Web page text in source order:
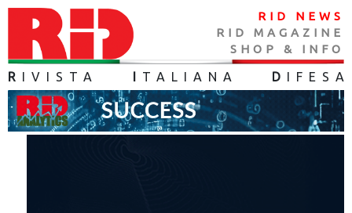
RID NEWS
RID MAGAZINE
SHOP & INFO
R IVISTA TALIANA D IFES A